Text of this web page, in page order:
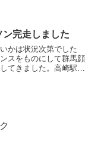
完走しました
かは状況次第でした
スをものにして群馬顔
てきました。高崎駅腹